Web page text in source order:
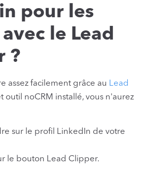
pour les
le Lead
?
assez facilement grâce au Lead
outil noCRM installé, vous n'aurez
sur le profil LinkedIn de votre
le bouton Lead Clipper.